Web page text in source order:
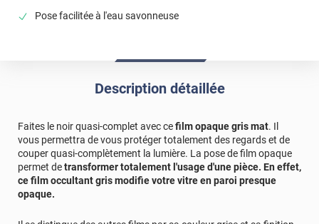
Pose facilitée à l'eau savonneuse
Description détaillée
Faites le noir quasi-complet avec cefilm opaque gris mat. Il
vous permettra de vous protéger totalement des regards et de
couper quasi-complètement la lumière. La pose de film opaque
permet detransformer totalement l'usage d'une pièce. En effet,
ce film occultant gris modifie votre vitre en paroi presque
opaque.